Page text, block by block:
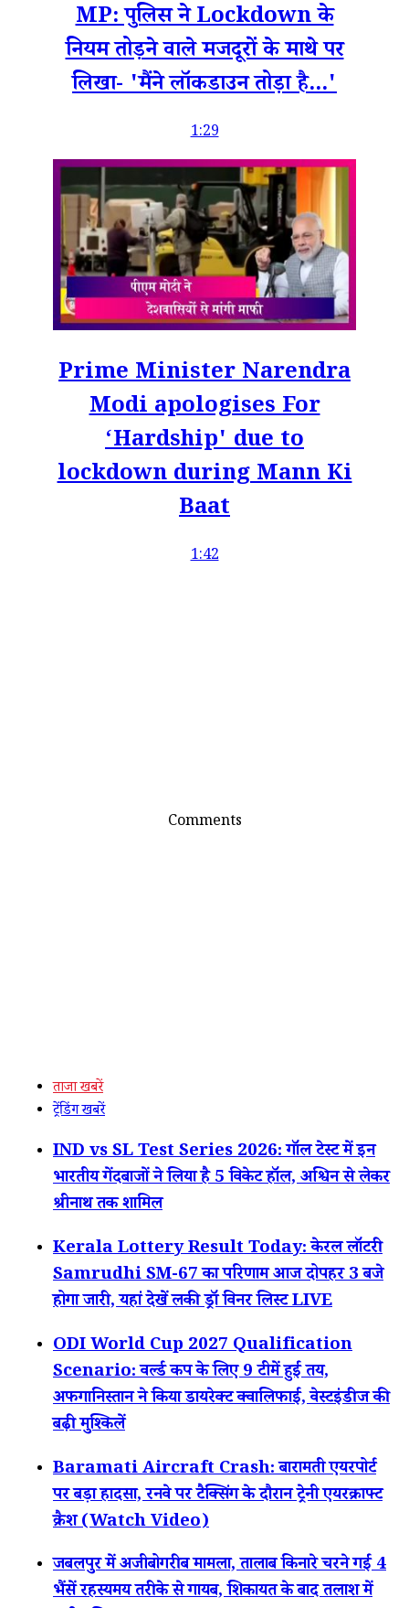
MP: पुलिस ने Lockdown के
नियम तोड़ने वाले मजदूरों के माथे पर
लिखा- 'मैंने लॉकडाउन तोड़ा है...'
1:29
Prime Minister Narendra
Modi apologises For
‘Hardship' due to
lockdown during Mann Ki
Baat
1:42
Comments
ताजा खबरें
ट्रेंडिंग खबरें
IND vs SL Test Series 2026: गॉल टेस्ट में इन
भारतीय गेंदबाजों ने लिया है 5 विकेट हॉल, अश्विन से लेकर
श्रीनाथ तक शामिल
Kerala Lottery Result Today: केरल लॉटरी
Samrudhi SM-67 का परिणाम आज दोपहर 3 बजे
होगा जारी, यहां देखें लकी ड्रॉ विनर लिस्ट LIVE
ODI World Cup 2027 Qualification
Scenario: वर्ल्ड कप के लिए 9 टीमें हुईं तय,
अफगानिस्तान ने किया डायरेक्ट क्वालिफाई, वेस्टइंडीज की
बढ़ी मुश्किलें
Baramati Aircraft Crash: बारामती एयरपोर्ट
पर बड़ा हादसा, रनवे पर टैक्सिंग के दौरान ट्रेनी एयरक्राफ्ट
क्रैश (Watch Video)
जबलपुर में अजीबोगरीब मामला, तालाब किनारे चरने गईं 4
भैंसें रहस्यमय तरीके से गायब, शिकायत के बाद तलाश में